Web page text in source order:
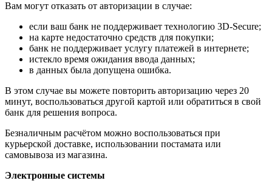
Вам могут отказать от авторизации в случае:
если ваш банк не поддерживает технологию 3D-Secure;
на карте недостаточно средств для покупки;
банк не поддерживает услугу платежей в интернете;
истекло время ожидания ввода данных;
в данных была допущена ошибка.
В этом случае вы можете повторить авторизацию через 20
минут, воспользоваться другой картой или обратиться в свой
банк для решения вопроса.
Безналичным расчётом можно воспользоваться при
курьерской доставке, использовании постамата или
самовывоза из магазина.
Электронные системы